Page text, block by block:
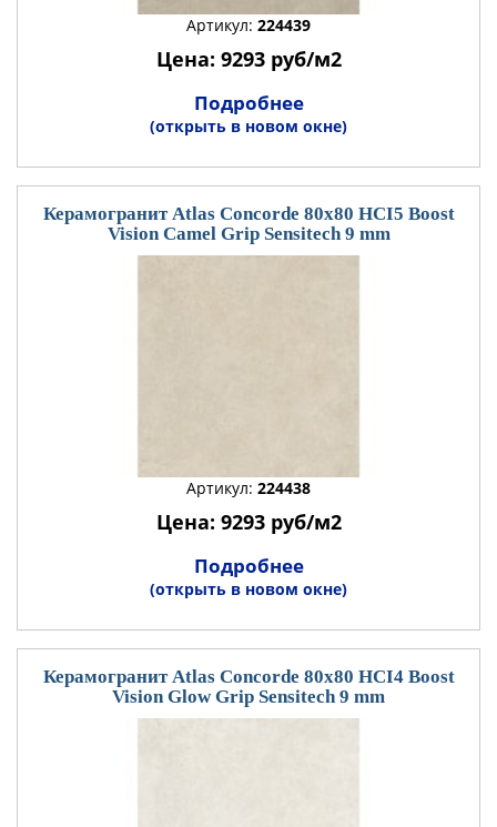
Артикул: 224439
Цена: 9293 руб/м2
Подробнее
(открыть в новом окне)
Керамогранит Atlas Concorde 80x80 HCI5 Boost
Vision Camel Grip Sensitech 9 mm
Артикул: 224438
Цена: 9293 руб/м2
Подробнее
(открыть в новом окне)
Керамогранит Atlas Concorde 80x80 HCI4 Boost
Vision Glow Grip Sensitech 9 mm